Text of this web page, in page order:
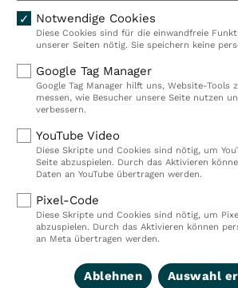
Mitarbeiterinnen und Mitarbeiter. In
betreiben wir 29 Rehakliniken, zwei
ambulante Rehazentren, zwei
Versorgungszentren (MVZ), neun
sowie ein Prevention Center. Zudem
touristischen Standort in Damp.
beschäftigen wir bei VITREA
Mitarbeiterinnen und Mitarbeiter.
Kliniken
Pflege
VITREA Deutschland
Notwendige Cookies
Diese Cookies sind für die einwandfreie
unserer Seiten nötig. Sie speichern keine
Google Tag Manager
Google Tag Manager hilft uns, Website-Tools
messen, wie Besucher unsere Seite nutzen
verbessern.
YouTube Video
Diese Skripte und Cookies sind nötig, um
Seite abzuspielen. Durch das Aktivieren
Daten an YouTube übertragen werden.
Pixel-Code
Diese Skripte und Cookies sind nötig, um
abzuspielen. Durch das Aktivieren können
an Meta übertragen werden.
Ablehnen Auswahl